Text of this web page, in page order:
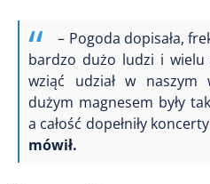
– Pogoda dopisała,
bardzo dużo ludzi i wielu
wziąć udział w naszym
dużym magnesem były
a całość dopełniły
mówił.